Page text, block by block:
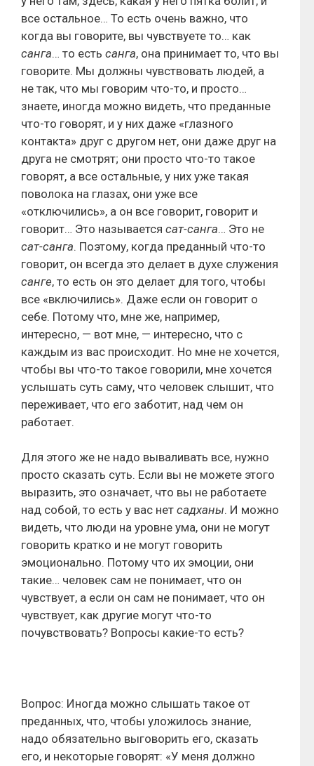
все остальное… То есть очень важно, что
когда вы говорите, вы чувствуете то… как
санга… то есть санга, она принимает то, что вы
говорите. Мы должны чувствовать людей, а
не так, что мы говорим что-то, и просто…
знаете, иногда можно видеть, что преданные
что-то говорят, и у них даже «глазного
контакта» друг с другом нет, они даже друг на
друга не смотрят; они просто что-то такое
говорят, а все остальные, у них уже такая
поволока на глазах, они уже все
«отключились», а он все говорит, говорит и
говорит… Это называется сат-санга… Это не
сат-санга. Поэтому, когда преданный что-то
говорит, он всегда это делает в духе служения
санге, то есть он это делает для того, чтобы
все «включились». Даже если он говорит о
себе. Потому что, мне же, например,
интересно, — вот мне, — интересно, что с
каждым из вас происходит. Но мне не хочется,
чтобы вы что-то такое говорили, мне хочется
услышать суть саму, что человек слышит, что
переживает, что его заботит, над чем он
работает.
Для этого же не надо вываливать все, нужно
просто сказать суть. Если вы не можете этого
выразить, это означает, что вы не работаете
над собой, то есть у вас нет садханы. И можно
видеть, что люди на уровне ума, они не могут
говорить кратко и не могут говорить
эмоционально. Потому что их эмоции, они
такие… человек сам не понимает, что он
чувствует, а если он сам не понимает, что он
чувствует, как другие могут что-то
почувствовать? Вопросы какие-то есть?
Вопрос: Иногда можно слышать такое от
преданных, что, чтобы уложилось знание,
надо обязательно выговорить его, сказать
его, и некоторые говорят: «У меня должно